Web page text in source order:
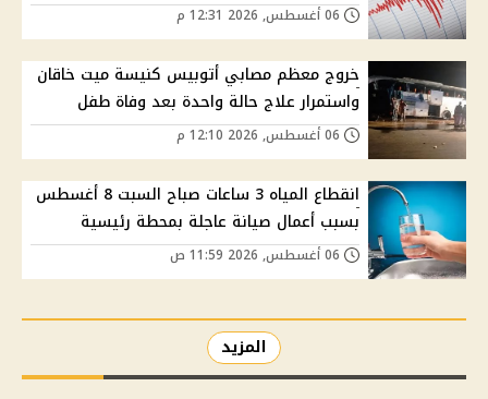
خروج معظم مصابي أتوبيس كنيسة ميت خاقان
واستمرار علاج حالة واحدة بعد وفاة طفل
انقطاع المياه 3 ساعات صباح السبت 8 أغسطس
بسبب أعمال صيانة عاجلة بمحطة رئيسية
المزيد